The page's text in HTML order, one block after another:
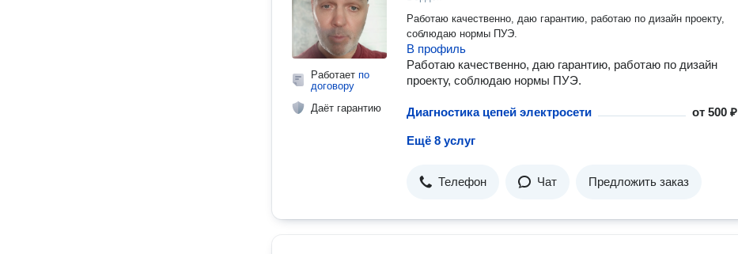
Работает по
договору
Даёт гарантию
Работаю качественно, даю гарантию, работаю по дизайн проекту,
соблюдаю нормы ПУЭ.
В профиль
Работаю качественно, даю гарантию, работаю по дизайн
проекту, соблюдаю нормы ПУЭ.
Диагностика цепей электросети от500 ₽
Ещё 8 услуг
Телефон Чат Предложить заказ